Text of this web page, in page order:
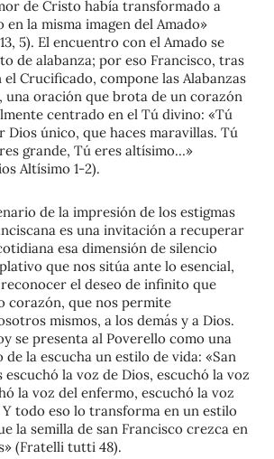
de Cristo había transformado a
en la misma imagen del Amado»
5). El encuentro con el Amado se
de alabanza; por eso Francisco, tras
Crucificado, compone las Alabanzas
una oración que brota de un corazón
centrado en el Tú divino: «Tú
Dios único, que haces maravillas. Tú
grande, Tú eres altísimo…»
Altísimo 1-2).
de la impresión de los estigmas
es una invitación a recuperar
esa dimensión de silencio
que nos sitúa ante lo esencial,
el deseo de infinito que
corazón, que nos permite
mismos, a los demás y a Dios.
se presenta al Poverello como una
la escucha un estilo de vida: «San
escuchó la voz de Dios, escuchó la voz
la voz del enfermo, escuchó la voz
todo eso lo transforma en un estilo
la semilla de san Francisco crezca en
(Fratelli tutti 48).